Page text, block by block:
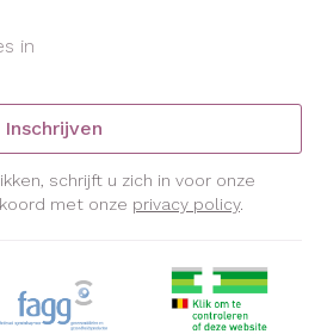
Inschrijven
schrijft u zich in voor onze
met onze privacy policy.